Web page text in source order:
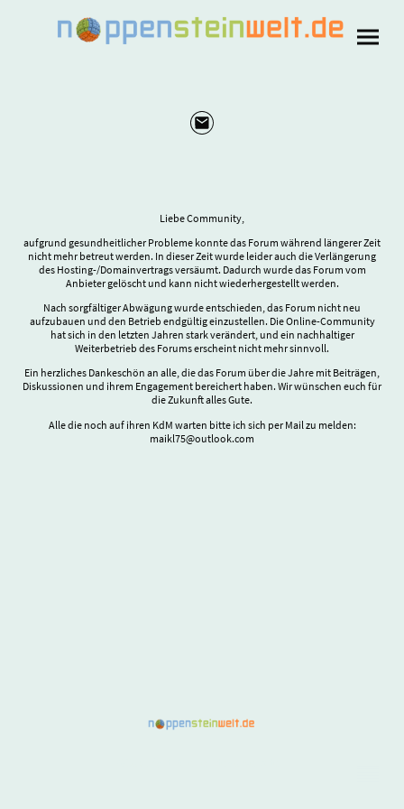
Liebe Community,
aufgrund gesundheitlicher Probleme konnte das Forum während längerer Zeit
nicht mehr betreut werden. In dieser Zeit wurde leider auch die Verlängerung
des Hosting-/Domainvertrags versäumt. Dadurch wurde das Forum vom
Anbieter gelöscht und kann nicht wiederhergestellt werden.
Nach sorgfältiger Abwägung wurde entschieden, das Forum nicht neu
aufzubauen und den Betrieb endgültig einzustellen. Die Online-Community
hat sich in den letzten Jahren stark verändert, und ein nachhaltiger
Weiterbetrieb des Forums erscheint nicht mehr sinnvoll.
Ein herzliches Dankeschön an alle, die das Forum über die Jahre mit Beiträgen,
Diskussionen und ihrem Engagement bereichert haben. Wir wünschen euch für
die Zukunft alles Gute.
Alle die noch auf ihren KdM warten bitte ich sich per Mail zu melden:
maikl75@outlook.com